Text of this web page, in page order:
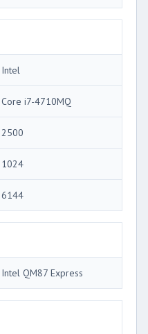
Intel
Core i7-4710MQ
2500
1024
6144
Intel QM87 Express